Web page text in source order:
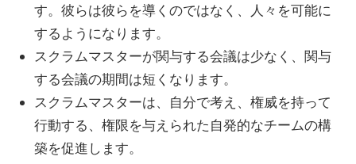
す。彼らは彼らを導くのではなく、人々を可能に
するようになります。
スクラムマスターが関与する会議は少なく、関与
する会議の期間は短くなります。
スクラムマスターは、自分で考え、権威を持って
行動する、権限を与えられた自発的なチームの構
築を促進します。